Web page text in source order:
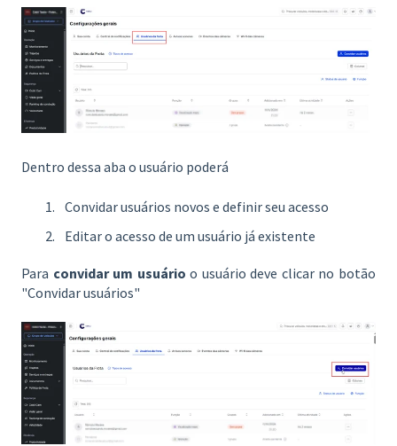
Dentro dessa aba o usuário poderá
Convidar usuários novos e definir seu acesso
Editar o acesso de um usuário já existente
Para convidar um usuário o usuário deve clicar no botão
"Convidar usuários"